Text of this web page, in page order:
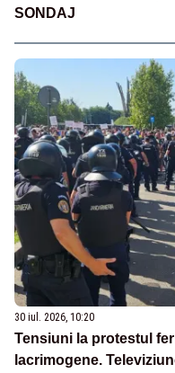
SONDAJ
30 iul. 2026, 10:20
Tensiuni la protestul
lacrimogene.